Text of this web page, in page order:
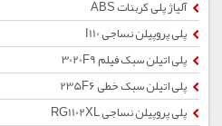
آلیاژ پلی کربنات ABS
پلی پروپیلن نساجی I110
پلی اتیلن سبک فیلم 3020F9
پلی اتیلن سبک خطی 235F6
پلی پروپیلن نساجی RG1102XL